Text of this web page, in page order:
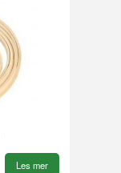
Les mer